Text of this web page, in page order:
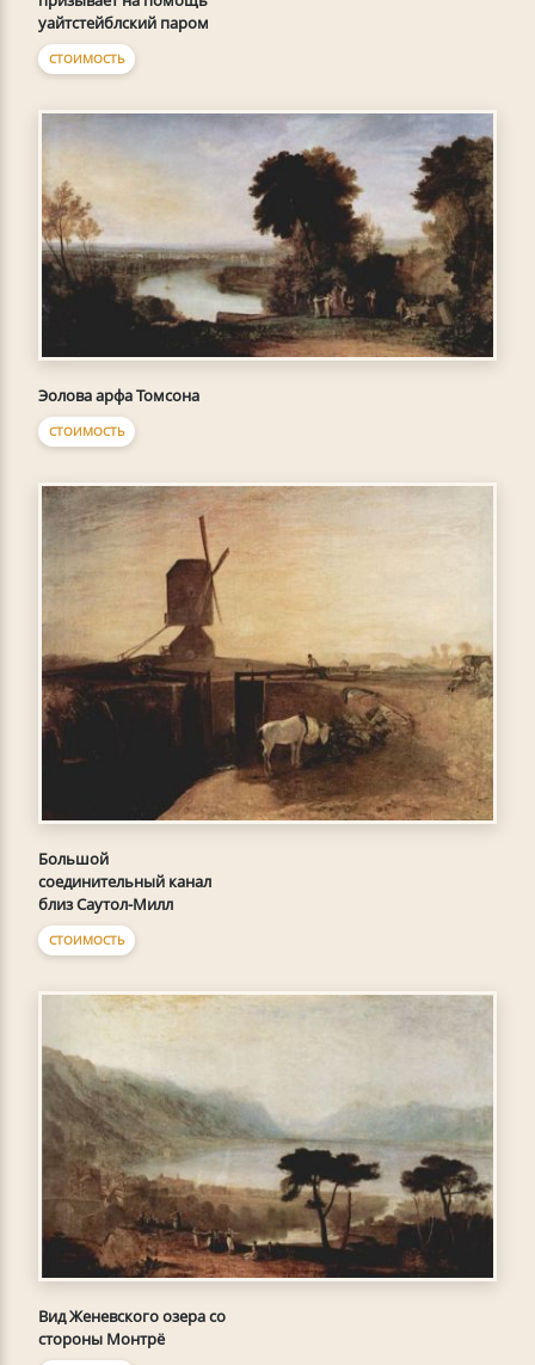
уайтстейблский паром
СТОИМОСТЬ
Эолова арфа Томсона
СТОИМОСТЬ
Большой
соединительный канал
близ Саутол-Милл
СТОИМОСТЬ
Вид Женевского озера со
стороны Монтрё